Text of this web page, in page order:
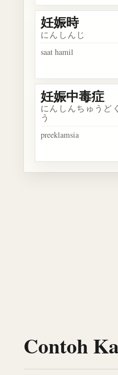
妊娠時
にんしんじ
saat hamil
妊娠中毒症
にんしんちゅうど
う
preeklamsia
Contoh